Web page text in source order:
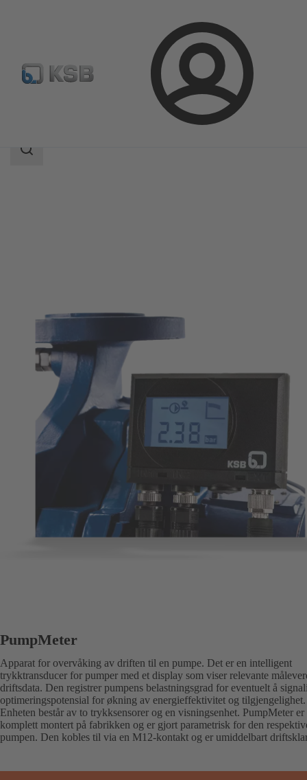
Logg
inn
PumpMeter
Søkeområde
PumpMeter
Apparat for overvåking av driften til en pumpe. Det er en intelligent
trykktransducer for pumper med et display som viser relevante
driftsdata. Den registrer pumpens belastningsgrad for eventuelt å
optimeringspotensial for økning av energieffektivitet og tilgjengelighet.
Enheten består av to trykksensorer og en visningsenhet. PumpMeter er
komplett montert på fabrikken og er gjort parametrisk for den
pumpen. Den kobles til via en M12-kontakt og er umiddelbart